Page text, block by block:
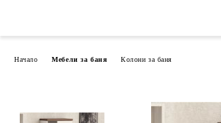
Начало Мебели за баня Колони за баня